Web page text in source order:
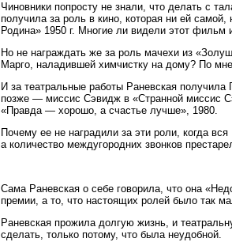
Чиновники попросту не знали, что делать с
получила за роль в кино, которая ни ей
Родина» 1950 г. Многие ли видели этот фильм
Но не награждать же за роль мачехи из
Марго, наладившей химчистку на дому? По
И за театральные работы Раневская получила
позже — миссис Сэвидж в «Странной миссис
«Правда — хорошо, а счастье лучше», 1980.
Почему ее не наградили за эти роли, когда
а количество междугородних звонков
Сама Раневская о себе говорила, что она
премии, а то, что настоящих ролей было так
Раневская прожила долгую жизнь, и
сделать, только потому, что была неудобной.